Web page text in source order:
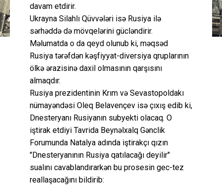
davam etdirir.
Ukrayna Silahlı Qüvvələri isə Rusiya ilə
sərhəddə də mövqelərini gücləndirir.
Məlumatda o da qeyd olunub ki, məqsəd
Rusiya tərəfdən kəşfiyyat-diversiya qruplarının
ölkə ərazisinə daxil olmasının qarşısını
almaqdır.
Rusiya prezidentinin Krım və Sevastopoldakı
nümayəndəsi Oleq Belavençev isə çıxış edib ki,
Dnesteryanı Rusiyanın subyekti olacaq. O
iştirak etdiyi Tavrida Beynəlxalq Gənclik
Forumunda Natalya adında iştirakçı qızın
"Dnesteryanının Rusiya qatılacağı deyilir"
sualını cavablandırarkən bu prosesin gec-tez
reallaşacağını bildirib: